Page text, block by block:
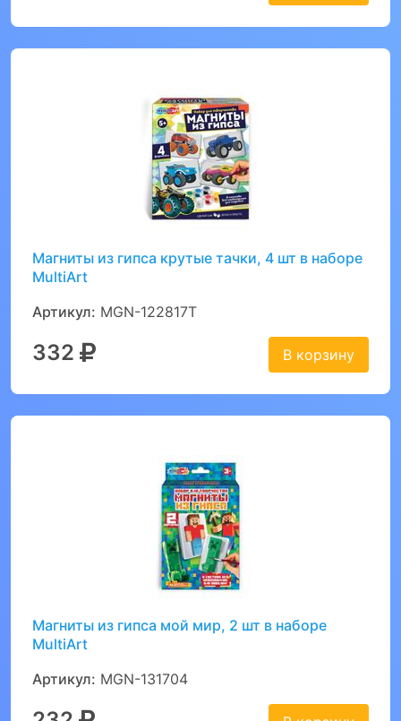
Магниты из гипса крутые тачки, 4 шт в наборе
MultiArt
Артикул: MGN-122817T
332 В корзину
Магниты из гипса мой мир, 2 шт в наборе
MultiArt
Артикул: MGN-131704